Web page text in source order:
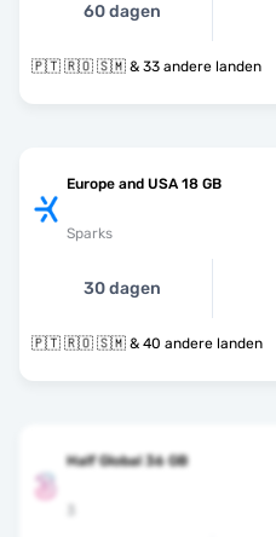
60 dagen
🇵🇹 🇷🇴 🇸🇲 & 33 andere landen
Europe and USA 18 GB
Sparks
30 dagen
🇵🇹 🇷🇴 🇸🇲 & 40 andere landen
Half Global 36 GB